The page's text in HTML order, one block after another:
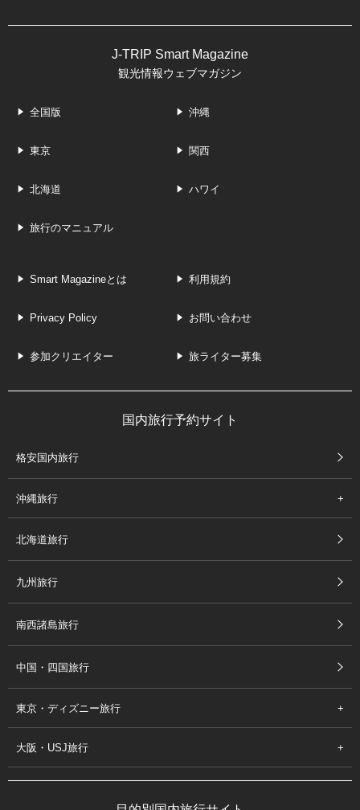
J-TRIP Smart Magazine
観光情報ウェブマガジン
全国版 沖縄
東京 関西
北海道 ハワイ
旅行のマニュアル
Smart Magazineとは 利用規約
Privacy Policy お問い合わせ
参加クリエイター 旅ライター募集
国内旅行予約サイト
格安国内旅行
沖縄旅行
北海道旅行
九州旅行
南西諸島旅行
中国・四国旅行
東京・ディズニー旅行
大阪・USJ旅行